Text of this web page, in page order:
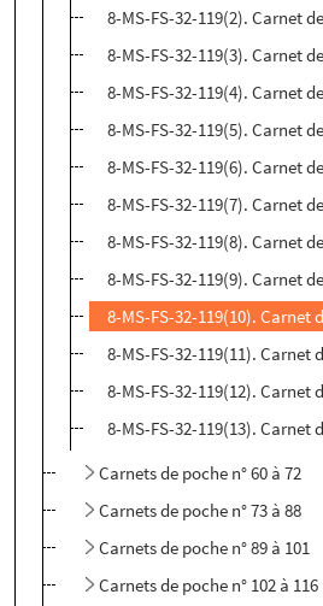
8-MS-FS-32-119(2). Carnet
8-MS-FS-32-119(3). Carnet
8-MS-FS-32-119(4). Carnet
8-MS-FS-32-119(5). Carnet
8-MS-FS-32-119(6). Carnet
8-MS-FS-32-119(7). Carnet
8-MS-FS-32-119(8). Carnet
8-MS-FS-32-119(9). Carnet
8-MS-FS-32-119(10). Carnet
8-MS-FS-32-119(11). Carnet
8-MS-FS-32-119(12). Carnet
8-MS-FS-32-119(13). Carnet
Carnets de poche n° 60 à 72
Carnets de poche n° 73 à 88
Carnets de poche n° 89 à 101
Carnets de poche n° 102 à 116